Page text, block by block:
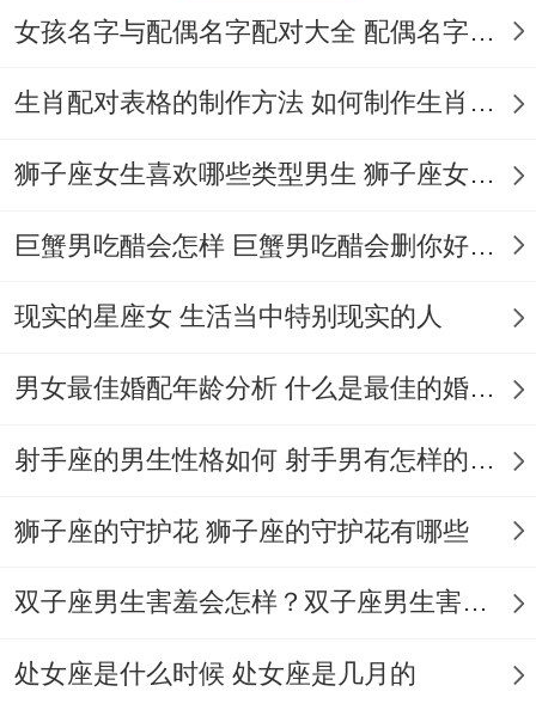
9-11时 峰值
14-16时 次高峰
不管怎样 决策模式了解,信息处理速度提升
18 -风险坦白说介绍耗时减少40- 财富轨迹
30岁 基准值
35岁 +220%
从另一个方面看，关系建立特征；
女孩名字与配偶名字配对大全 配偶名字配对女孩版
生肖配对表格的制作方法 如何制作生肖配对表格
狮子座女生喜欢哪些类型男生 狮子座女生喜欢哪种男生
巨蟹男吃醋会怎样 巨蟹男吃醋会删你好友吗
现实的星座女 生活当中特别现实的人
男女最佳婚配年龄分析 什么是最佳的婚配年龄吗
射手座的男生性格如何 射手男有怎样的性格
狮子座的守护花 狮子座的守护花有哪些
双子座男生害羞会怎样？双子座男生害羞的表现 双子座男生害羞会怎么样
处女座是什么时候 处女座是几月的